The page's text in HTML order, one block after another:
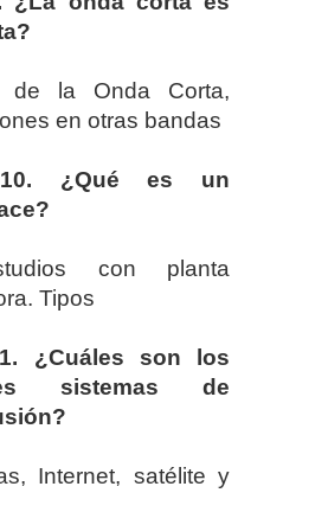
de la Onda Corta,
en otras bandas
10. ¿Qué es un
con planta
Tipos
¿Cuáles son los
sistemas de
Internet, satélite y